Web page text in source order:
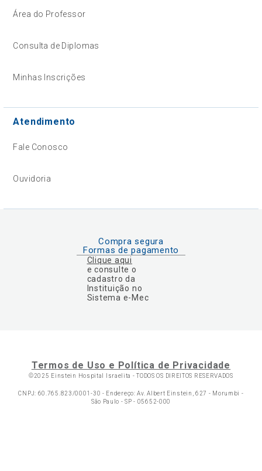
Área do Professor
Consulta de Diplomas
Minhas Inscrições
Atendimento
Fale Conosco
Ouvidoria
Compra segura
Formas de pagamento
Clique aqui
e consulte o
cadastro da
Instituição no
Sistema e-Mec
Termos de Uso e Política de Privacidade
©2025 Einstein Hospital Israelita -TODOS OS DIREITOS RESERVADOS
CNPJ: 60.765.823/0001-30 - Endereço: Av. Albert Einstein, 627 - Morumbi -
São Paulo - SP - 05652-000